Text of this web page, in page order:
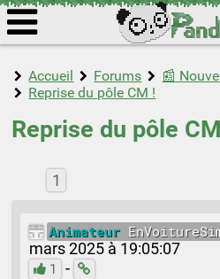
Accueil Forums
📰
Reprise du pôle CM !
Reprise du pôle
1
Animateur
mars 2025 à 19:05:07
1 -